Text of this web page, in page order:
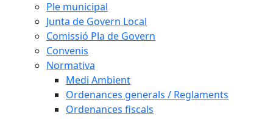
Ple municipal
Junta de Govern Local
Comissió Pla de Govern
Convenis
Normativa
Medi Ambient
Ordenances generals / Reglaments
Ordenances fiscals